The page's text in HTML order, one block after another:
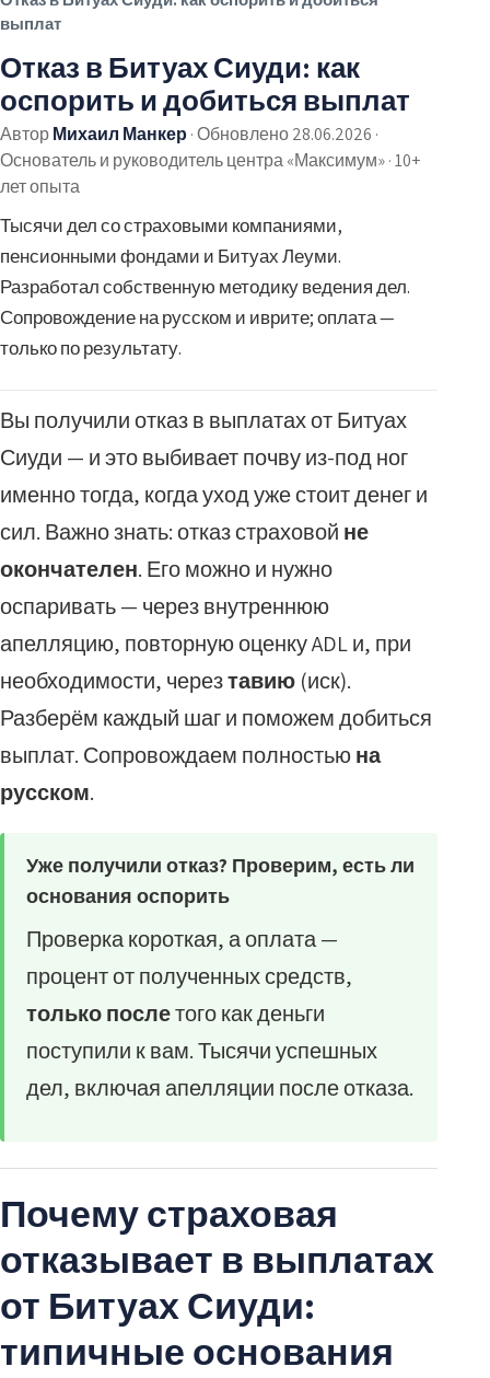
если получите
✓
выплат
Отказ в Битуах Сиуди: как
оспорить и добиться выплат
АвторМихаил Манкер ·Обновлено 28.06.2026 ·
Основатель и руководитель центра «Максимум» · 10+
лет опыта
Тысячи дел со страховыми компаниями,
пенсионными фондами и Битуах Леуми.
Разработал собственную методику ведения дел.
Сопровождение на русском и иврите; оплата —
только по результату.
Вы получили отказ в выплатах от Битуах
Сиуди — и это выбивает почву из-под ног
именно тогда, когда уход уже стоит денег и
сил. Важно знать: отказ страховой не
окончателен. Его можно и нужно
оспаривать — через внутреннюю
апелляцию, повторную оценку ADL и, при
необходимости, черезтавию (иск).
Разберём каждый шаг и поможем добиться
выплат. Сопровождаем полностьюна
русском.
Уже получили отказ? Проверим, есть ли
основания оспорить
Проверка короткая, а оплата —
процент от полученных средств,
только послетого как деньги
поступили к вам. Тысячи успешных
дел, включая апелляции после отказа.
Почему страховая
отказывает в выплатах
от Битуах Сиуди:
типичные основания